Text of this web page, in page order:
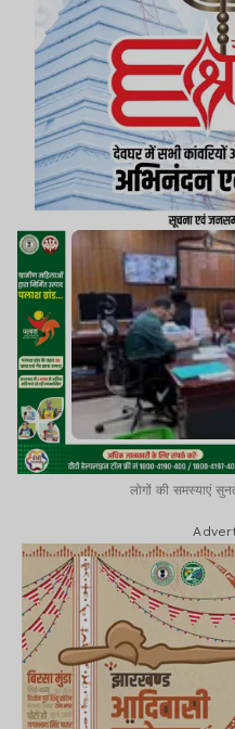
लोगों की समस्याएं